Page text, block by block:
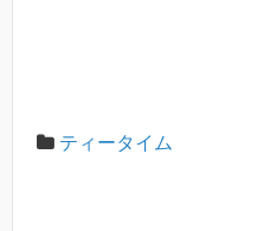
ティータイム